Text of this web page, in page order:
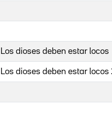
Los dioses deben estar locos
Los dioses deben estar locos